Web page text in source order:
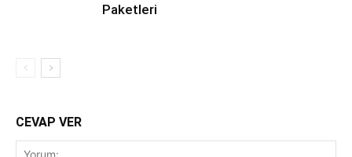
Paketleri
CEVAP VER